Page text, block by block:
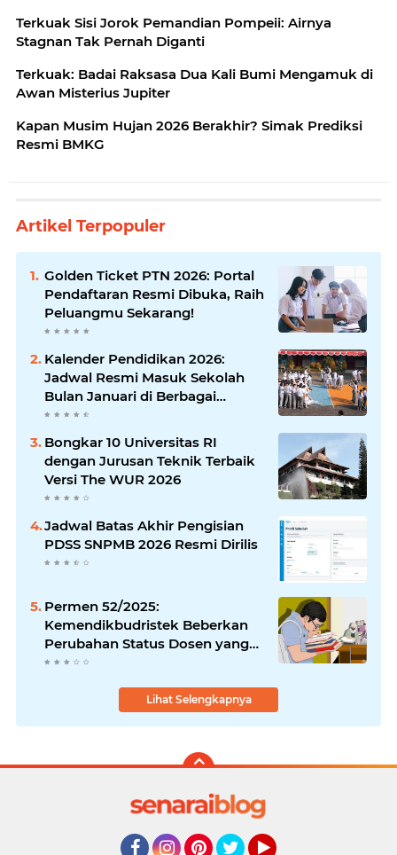
Terkuak Sisi Jorok Pemandian Pompeii: Airnya
Stagnan Tak Pernah Diganti
Terkuak: Badai Raksasa Dua Kali Bumi Mengamuk di
Awan Misterius Jupiter
Kapan Musim Hujan 2026 Berakhir? Simak Prediksi
Resmi BMKG
Artikel Terpopuler
Golden Ticket PTN 2026: Portal
Pendaftaran Resmi Dibuka, Raih
Peluangmu Sekarang!
Kalender Pendidikan 2026:
Jadwal Resmi Masuk Sekolah
Bulan Januari di Berbagai
Daerah
Bongkar 10 Universitas RI
dengan Jurusan Teknik Terbaik
Versi The WUR 2026
Jadwal Batas Akhir Pengisian
PDSS SNPMB 2026 Resmi Dirilis
Permen 52/2025:
Kemendikbudristek Beberkan
Perubahan Status Dosen yang
Krusial
Lihat Selengkapnya